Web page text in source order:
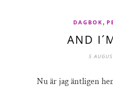
DAGBOK ,
AND
5
Nu är jag äntligen